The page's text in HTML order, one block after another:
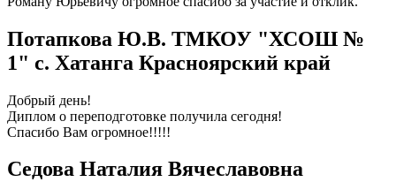
Потапкова Ю.В. ТМКОУ "ХСОШ №
1" с. Хатанга Красноярский край
Добрый день!
Диплом о переподготовке получила сегодня!
Спасибо Вам огромное!!!!!
Седова Наталия Вячеславовна